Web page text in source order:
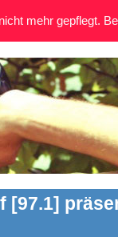
[97.1]
mehr gepflegt.